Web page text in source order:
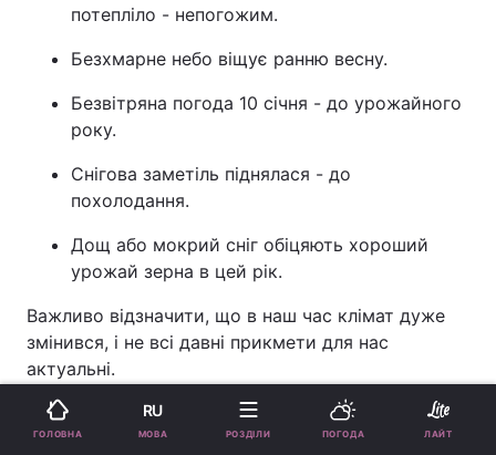
потепліло - непогожим.
Безхмарне небо віщує ранню весну.
Безвітряна погода 10 січня - до урожайного
року.
Снігова заметіль піднялася - до
похолодання.
Дощ або мокрий сніг обіцяють хороший
урожай зерна в цей рік.
Важливо відзначити, що в наш час клімат дуже
змінився, і не всі давні прикмети для нас
актуальні.
Реклама
ГОЛОВНА
RU
МОВА РОЗДІЛИ ПОГОДА ЛАЙТ